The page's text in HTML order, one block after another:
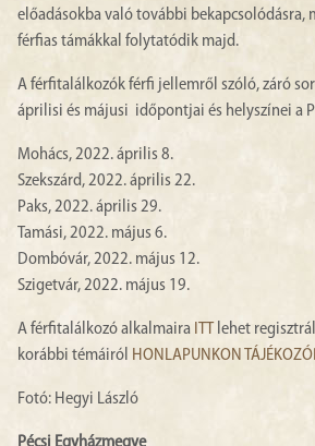
előadásokba való további bekapcsolódásra,
férfias támákkal folytatódik majd.
A férfitalálkozók férfi jellemről szóló, záró
áprilisi és májusi időpontjai és helyszínei a
Mohács, 2022. április 8.
Szekszárd, 2022. április 22.
Paks, 2022. április 29.
Tamási, 2022. május 6.
Dombóvár, 2022. május 12.
Szigetvár, 2022. május 19.
A férfitalálkozó alkalmaira ITT lehet
korábbi témáiról HONLAPUNKON
Fotó: Hegyi László